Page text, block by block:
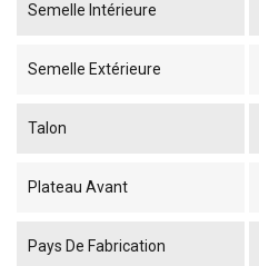
Semelle Intérieure
Semelle Extérieure
Talon
Plateau Avant
Pays De Fabrication